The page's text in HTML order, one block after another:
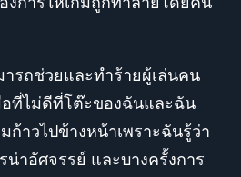
ารถช่วยและทำร้ายผู้เล่นคน
ที่ไม่ดีที่โต๊ะของฉันและฉัน
ก้าวไปข้างหน้าเพราะฉันรู้ว่า
าอัศจรรย์ และบางครั้งการ